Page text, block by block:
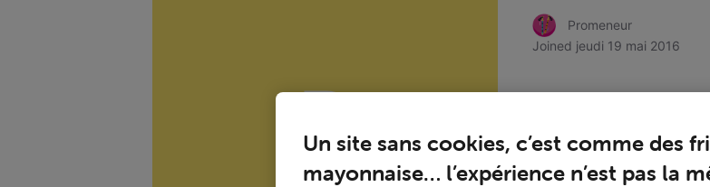
B
Promeneur
Joined jeudi 19 mai 2016
Un site sans cookies, c’est comme des
mayonnaise… l’expérience n’est pas la